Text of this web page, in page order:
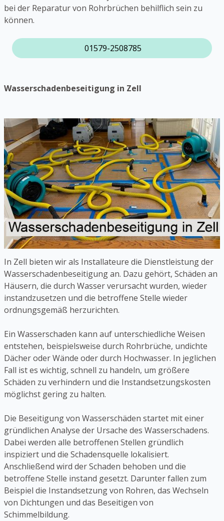
bei der Reparatur von Rohrbrüchen behilflich sein zu
können.
01579-2508785
Wasserschadenbeseitigung in Zell
In Zell bieten wir als Installateure die Dienstleistung der
Wasserschadenbeseitigung an. Dazu gehört, Schäden an
Häusern, die durch Wasser verursacht wurden, wieder
instandzusetzen und die betroffene Stelle wieder
ordnungsgemäß herzurichten.
Ein Wasserschaden kann auf unterschiedliche Weisen
entstehen, beispielsweise durch Rohrbrüche, undichte
Dächer oder Wände oder durch Hochwasser. In jeglichen
Fall ist es wichtig, schnell zu handeln, um größere
Schäden zu verhindern und die Instandsetzungskosten
möglichst gering zu halten.
Die Beseitigung von Wasserschäden startet mit einer
gründlichen Analyse der Ursache des Wasserschadens.
Dabei werden alle betroffenen Stellen gründlich
inspiziert und die Schadensquelle lokalisiert.
Anschließend wird der Schaden behoben und die
betroffene Stelle instand gesetzt. Darunter fallen zum
Beispiel die Instandsetzung von Rohren, das Wechseln
von Dichtungen und das Beseitigen von
Schimmelbildung.